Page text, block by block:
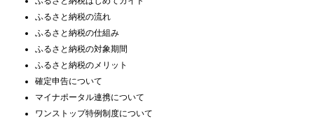
ふるさと納税の流れ
ふるさと納税の仕組み
ふるさと納税の対象期間
ふるさと納税のメリット
確定申告について
マイナポータル連携について
ワンストップ特例制度について